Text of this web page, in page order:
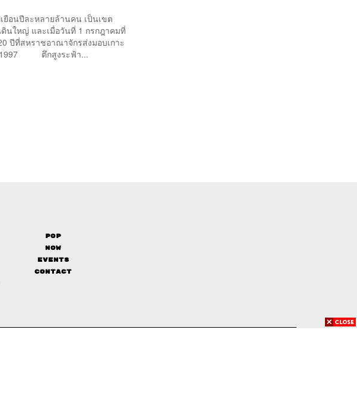
อนปีละหลายล้านคน เป็นเขต
นใหญ่ และเมื่อวันที่ 1 กรกฎาคมที่
ปีที่สหราชอาณาจักรส่งมอบเกาะ
1997 ตึกสูงระฟ้า...
Pop
Now
Events
Contact